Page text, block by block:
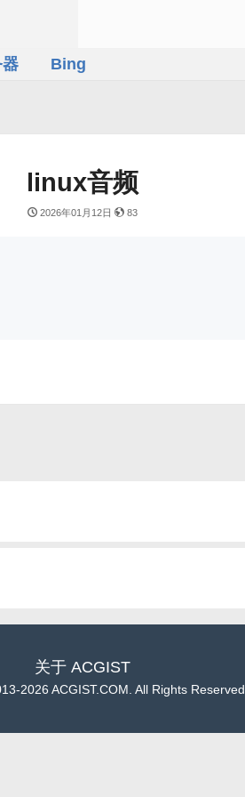
Bing
linux音频
2026年01月12日 83
关于 ACGIST
2026 ACGIST.COM. All Rights Reserved.